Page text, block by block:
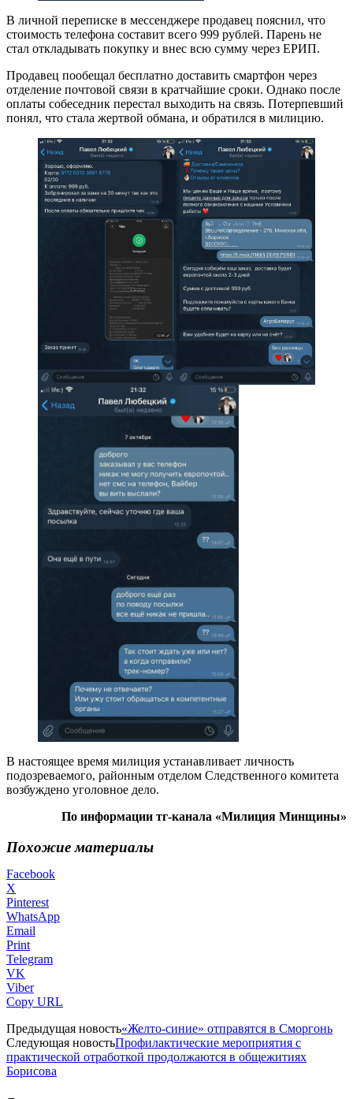
В личной переписке в мессенджере продавец пояснил, что
стоимость телефона составит всего 999 рублей. Парень не
стал откладывать покупку и внес всю сумму через ЕРИП.
Продавец пообещал бесплатно доставить смартфон через
отделение почтовой связи в кратчайшие сроки. Однако после
оплаты собеседник перестал выходить на связь. Потерпевший
понял, что стала жертвой обмана, и обратился в милицию.
В настоящее время милиция устанавливает личность
подозреваемого, районным отделом Следственного комитета
возбуждено уголовное дело.
По информации тг-канала «Милиция Минщины»
Похожие материалы
Facebook
X
Pinterest
WhatsApp
Email
Print
Telegram
VK
Viber
Copy URL
Предыдущая новость«Желто-синие» отправятся в Сморгонь
Следующая новостьПрофилактические мероприятия с
практической отработкой продолжаются в общежитиях
Борисова